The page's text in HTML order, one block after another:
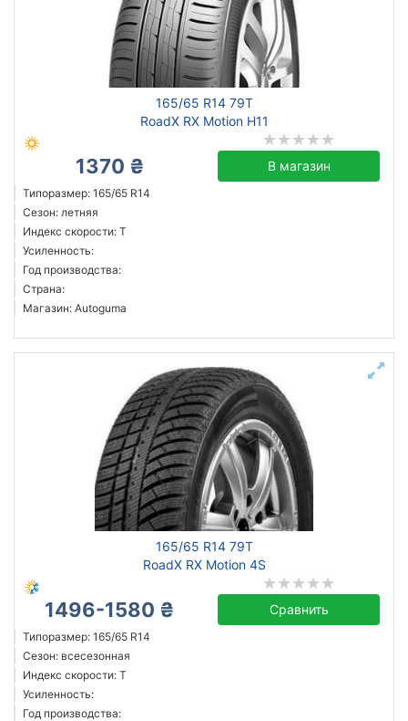
165/65 R14 79T
RoadX RX Motion H11
1370 ₴ В магазин
Типоразмер: 165/65 R14
Сезон: летняя
Индекс скорости: T
Усиленность:
Год производства:
Страна:
Магазин: Autoguma
165/65 R14 79T
RoadX RX Motion 4S
1496-1580 ₴ Сравнить
Типоразмер: 165/65 R14
Сезон: всесезонная
Индекс скорости: T
Усиленность:
Год производства: